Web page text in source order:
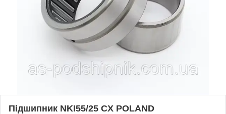
Підшипник NKI55/25 CX POLAND